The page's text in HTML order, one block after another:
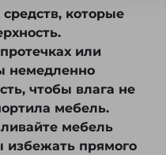
которые
или
немедленно
чтобы влага не
мебель.
мебель
избежать прямого